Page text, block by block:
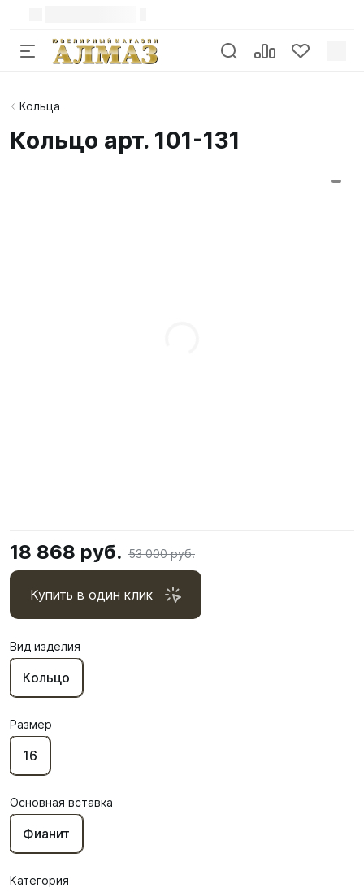
Кольца
Кольцо арт. 101-131
18 868 руб. 53 000 руб.
Купить в один клик
Вид изделия
Кольцо
Размер
16
Основная вставка
Фианит
Категория